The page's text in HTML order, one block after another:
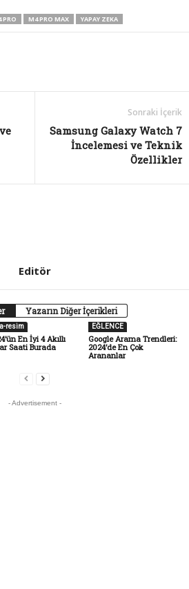
PRO M4 PRO MAX YAPAY ZEKA
Sonraki İçerik
Samsung Galaxy Watch 7
İncelemesi ve Teknik
Özellikler
Editör
Yazarın Diğer İçerikleri
resim
En İyi 4 Akıllı
Saati Burada
EĞLENCE
Google Arama Trendleri:
2024’de En Çok
Arananlar
- Advertisement -